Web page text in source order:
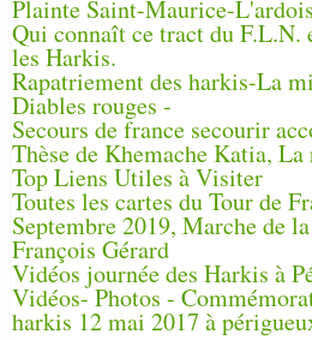
Plainte Saint-Maurice-
Qui connaît ce tract du F.L.N.
les Harkis.
Rapatriement des harkis-La
Diables rouges -
Secours de france secourir
Thèse de Khemache Katia,
Top Liens Utiles à Visiter
Toutes les cartes du Tour de
Septembre 2019, Marche de
François Gérard
Vidéos journée des Harkis à
Vidéos- Photos -
harkis 12 mai 2017 à